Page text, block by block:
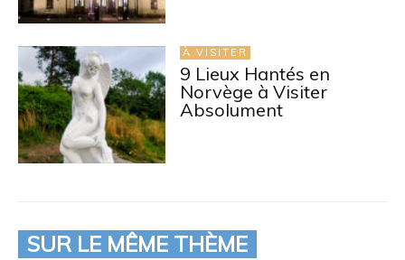
À VISITER
9 Lieux Hantés en
Norvège à Visiter
Absolument
SUR LE MÊME THÈME